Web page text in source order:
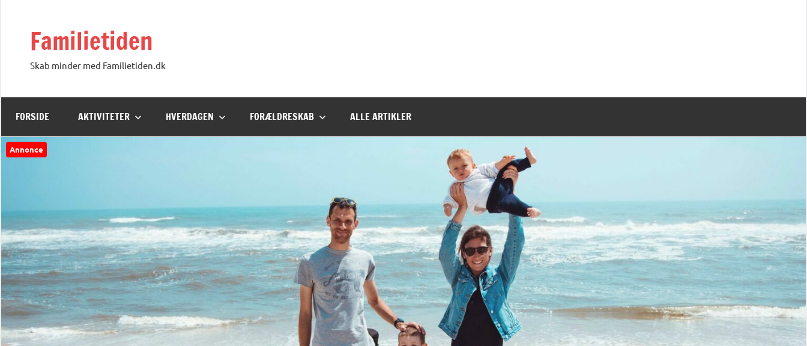
Familietiden
Skab minder med Familietiden.dk
FORSIDE AKTIVITETER HVERDAGEN FORÆLDRESKAB ALLE ARTIKLER
Annonce